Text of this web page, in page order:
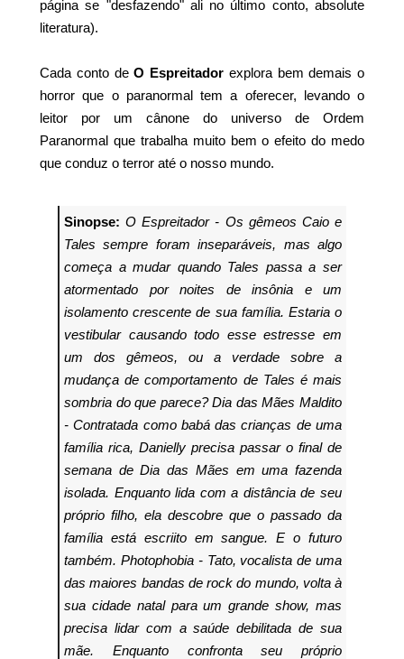
página se "desfazendo" ali no último conto, absolute
literatura).
Cada conto deO Espreitador explora bem demais o
horror que o paranormal tem a oferecer, levando o
leitor por um cânone do universo de Ordem
Paranormal que trabalha muito bem o efeito do medo
que conduz o terror até o nosso mundo.
Sinopse: O Espreitador - Os gêmeos Caio e
Tales sempre foram inseparáveis, mas algo
começa a mudar quando Tales passa a ser
atormentado por noites de insônia e um
isolamento crescente de sua família. Estaria o
vestibular causando todo esse estresse em
um dos gêmeos, ou a verdade sobre a
mudança de comportamento de Tales é mais
sombria do que parece?Dia das Mães Maldito
-Contratada como babá das crianças de uma
família rica, Danielly precisa passar o final de
semana de Dia das Mães em uma fazenda
isolada. Enquanto lida com a distância de seu
próprio filho, ela descobre que o passado da
família está escriito em sangue. E o futuro
também. Photophobia - Tato, vocalista de uma
das maiores bandas de rock do mundo, volta à
sua cidade natal para um grande show, mas
precisa lidar com a saúde debilitada de sua
mãe. Enquanto confronta seu próprio